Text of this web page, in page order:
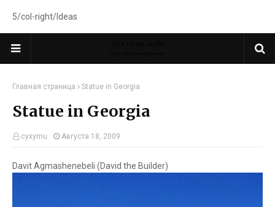
5/col-right/Ideas
Главная страница Statue in Georgia
Statue in Georgia
cyxymu Августа 18, 2009
Davit Agmashenebeli (David the Builder)